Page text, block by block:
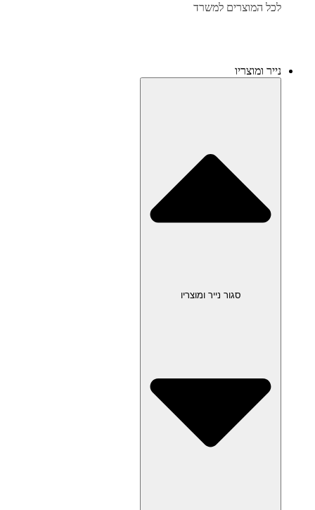
לכל המוצרים למשרד
נייר ומוצריו
סגור נייר ומוצריו